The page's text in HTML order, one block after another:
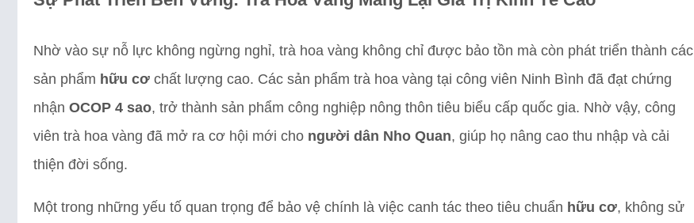
Nhờ vào sự nỗ lực không ngừng nghỉ, trà hoa vàng không chỉ được bảo tồn mà còn phát triển thành các
sản phẩm hữu cơ chất lượng cao. Các sản phẩm trà hoa vàng tại công viên Ninh Bình đã đạt chứng
nhận OCOP 4 sao, trở thành sản phẩm công nghiệp nông thôn tiêu biểu cấp quốc gia. Nhờ vậy, công
viên trà hoa vàng đã mở ra cơ hội mới cho người dân Nho Quan, giúp họ nâng cao thu nhập và cải
thiện đời sống.
Một trong những yếu tố quan trọng để bảo vệ chính là việc canh tác theo tiêu chuẩn hữu cơ, không sử